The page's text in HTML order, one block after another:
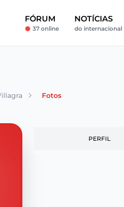
FÓRUM
37 online
NOTÍCIAS
do internacional
Fotos
PERFIL